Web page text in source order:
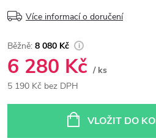
Více informací o doručení
8 080 Kč
6 280 Kč / ks
5 190 Kč bez DPH
VLOŽIT DO